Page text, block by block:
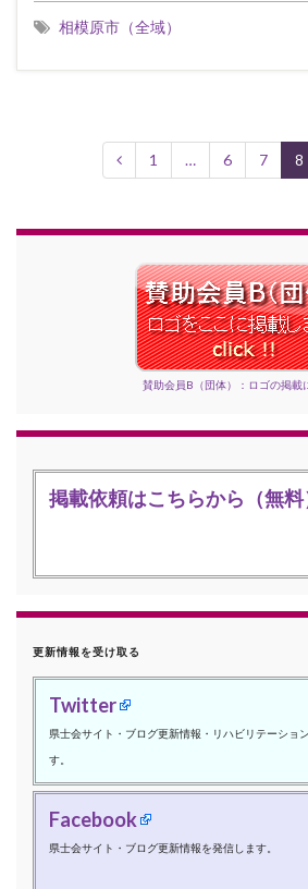
相模原市（全域）
1 … 6 7 8
賛助会員B（団体）：ロゴの掲載
掲載依頼はこちらから（無料
更新情報を受け取る
Twitter
県士会サイト・ブログ更新情報・リハビリテーショ
す。
Facebook
県士会サイト・ブログ更新情報を発信します。